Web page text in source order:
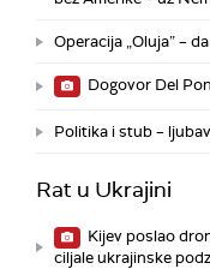
Operacija „Oluja” –
Dogovor Del
Politika i stub –
Rat u Ukrajini
Kijev poslao
ciljale ukrajinske